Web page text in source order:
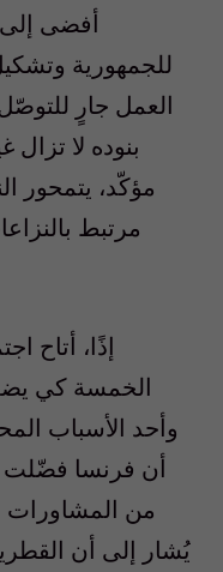
أفضى
للجمهورية
العمل جارٍ
بنوده لا تزال
مؤكّد، يتمحور
مرتبط
إذًا، أتاح
الخمسة كي
وأحد الأسباب
أن فرنسا فضّلت
من المشاورات
يُشار إلى أن